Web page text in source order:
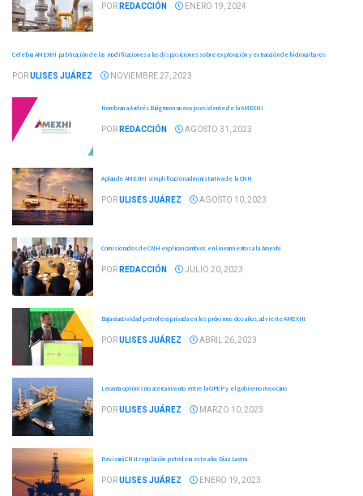
POR REDACCIÓN ENERO 19, 2024
Celebra AMEXHI publicación de las modificaciones a las disposiciones sobre exploración y extracción de hidrocarburos
PORULISES JUÁREZ NOVIEMBRE 27, 2023
Nombran a Andrés Brügmann nuevo presidente de la AMEXHI
POR REDACCIÓN AGOSTO 31, 2023
Aplaude AMEXHI simplificación administrativa de la CNH
PORULISES JUÁREZ AGOSTO 10, 2023
Comisionados de CNH explican cambios en lineamientos a la Amexhi
POR REDACCIÓN JULIO 20, 2023
Bajará actividad petrolera privada en los próximos dos años, advierte AMEXHI
PORULISES JUÁREZ ABRIL 26, 2023
Levanta optimismo acercamiento entre la OPEP y el gobierno mexicano
PORULISES JUÁREZ MARZO 10, 2023
Revisará CNH regulación petrolera este año: Díaz Lastra
PORULISES JUÁREZ ENERO 19, 2023